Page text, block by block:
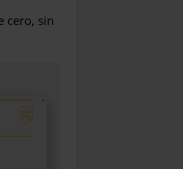
cero, sin